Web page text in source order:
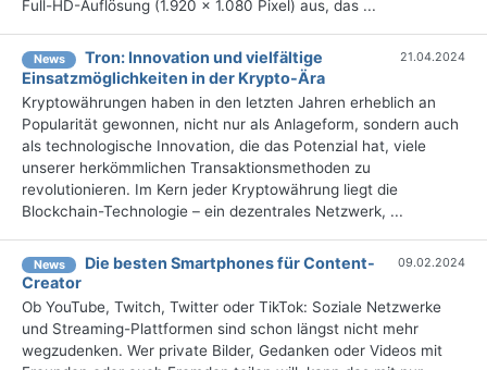
Full-HD-Auflösung (1.920 × 1.080 Pixel) aus, das ...
News
Tron: Innovation und vielfältige
Einsatzmöglichkeiten in der Krypto-Ära
21.04.2024
Kryptowährungen haben in den letzten Jahren erheblich an
Popularität gewonnen, nicht nur als Anlageform, sondern auch
als technologische Innovation, die das Potenzial hat, viele
unserer herkömmlichen Transaktionsmethoden zu
revolutionieren. Im Kern jeder Kryptowährung liegt die
Blockchain-Technologie – ein dezentrales Netzwerk, ...
News
Die besten Smartphones für Content-
Creator
09.02.2024
Ob YouTube, Twitch, Twitter oder TikTok: Soziale Netzwerke
und Streaming-Plattformen sind schon längst nicht mehr
wegzudenken. Wer private Bilder, Gedanken oder Videos mit